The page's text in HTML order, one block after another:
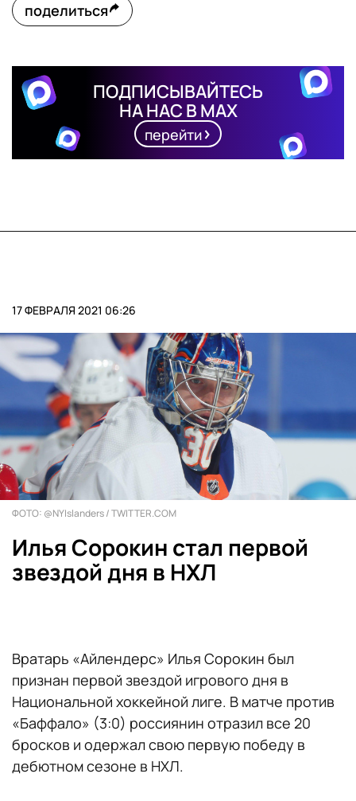
поделиться
ПОДПИСЫВАЙТЕСЬ
НА НАС В MAX
перейти
17 ФЕВРАЛЯ 2021 06:26
ФОТО: @NYIslanders / TWITTER.COM
Илья Сорокин стал первой
звездой дня в НХЛ
Вратарь «Айлендерс» Илья Сорокин был
признан первой звездой игрового дня в
Национальной хоккейной лиге. В матче против
«Баффало» (3:0) россиянин отразил все 20
бросков и одержал свою первую победу в
дебютном сезоне в НХЛ.